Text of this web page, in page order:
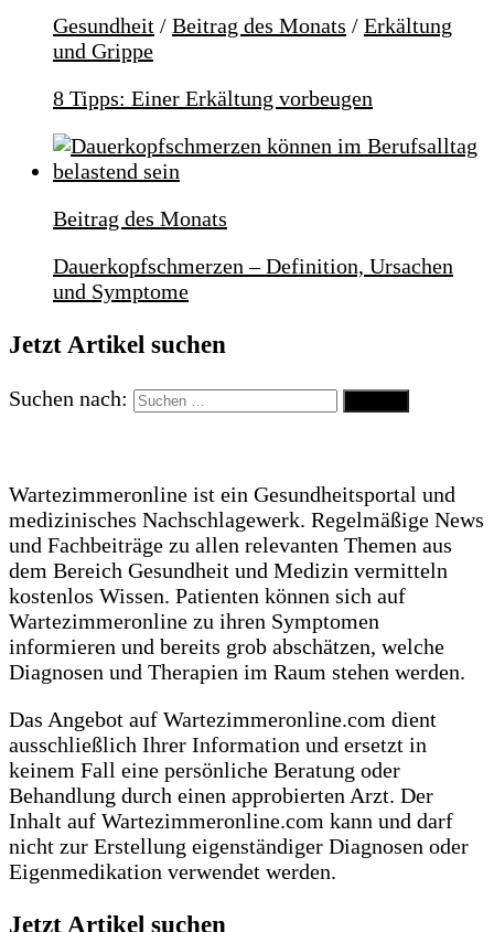
Gesundheit / Beitrag des Monats / Erkältung
und Grippe
8 Tipps: Einer Erkältung vorbeugen
Beitrag des Monats
Dauerkopfschmerzen – Definition, Ursachen
und Symptome
Jetzt Artikel suchen
Suchen nach:
Wartezimmeronline ist ein Gesundheitsportal und
medizinisches Nachschlagewerk. Regelmäßige News
und Fachbeiträge zu allen relevanten Themen aus
dem Bereich Gesundheit und Medizin vermitteln
kostenlos Wissen. Patienten können sich auf
Wartezimmeronline zu ihren Symptomen
informieren und bereits grob abschätzen, welche
Diagnosen und Therapien im Raum stehen werden.
Das Angebot auf Wartezimmeronline.com dient
ausschließlich Ihrer Information und ersetzt in
keinem Fall eine persönliche Beratung oder
Behandlung durch einen approbierten Arzt. Der
Inhalt auf Wartezimmeronline.com kann und darf
nicht zur Erstellung eigenständiger Diagnosen oder
Eigenmedikation verwendet werden.
Jetzt Artikel suchen